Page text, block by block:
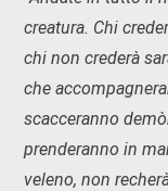
creatura. Chi
chi non crederà
che
scacceranno
prenderanno in
veleno, non